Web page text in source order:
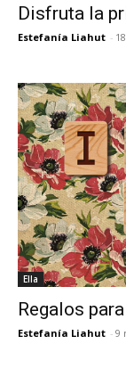
Disfruta la
Estefanía Liahut -
Ella
Regalos
Estefanía Liahut - 9